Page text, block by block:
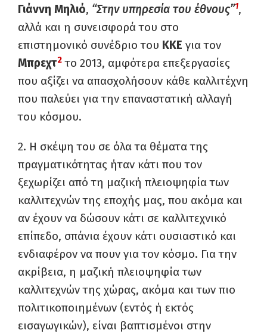
Γιάννη Μηλιό, “Στην υπηρεσία του έθνους”1,
αλλά και η συνεισφορά του στο
επιστημονικό συνέδριο του ΚΚΕ για τον
Μπρεχτ2 το 2013, αμφότερα επεξεργασίες
που αξίζει να απασχολήσουν κάθε καλλιτέχνη
που παλεύει για την επαναστατική αλλαγή
του κόσμου.
2. Η σκέψη του σε όλα τα θέματα της
πραγματικότητας ήταν κάτι που τον
ξεχωρίζει από τη μαζική πλειοψηφία των
καλλιτεχνών της εποχής μας, που ακόμα και
αν έχουν να δώσουν κάτι σε καλλιτεχνικό
επίπεδο, σπάνια έχουν κάτι ουσιαστικό και
ενδιαφέρον να πουν για τον κόσμο. Για την
ακρίβεια, η μαζική πλειοψηφία των
καλλιτεχνών της χώρας, ακόμα και των πιο
πολιτικοποιημένων (εντός ή εκτός
εισαγωγικών), είναι βαπτισμένοι στην